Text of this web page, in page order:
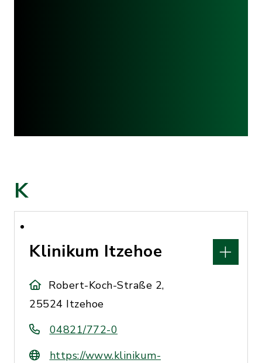
K
Klinikum Itzehoe
Robert-Koch-Straße 2,
25524 Itzehoe
04821/772-0
https://www.klinikum-